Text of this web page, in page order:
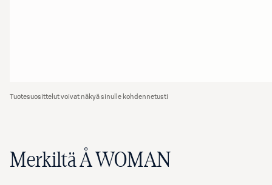
Tuotesuosittelut voivat näkyä sinulle kohdennetusti
Merkiltä Å WOMAN